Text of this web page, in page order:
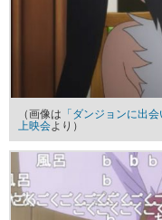
（画像は 「ダンジョンに出
上映会より）